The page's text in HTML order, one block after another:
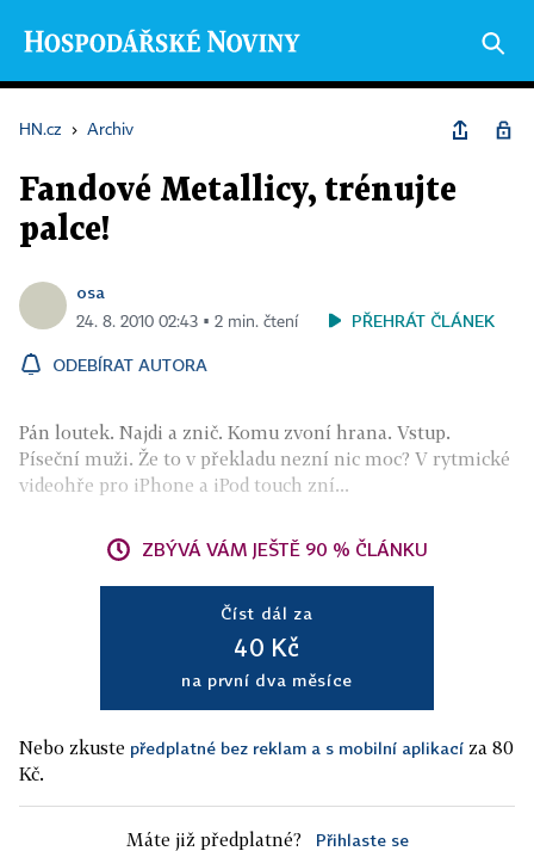
HN.cz › Archiv
Fandové Metallicy, trénujte
palce!
osa
24. 8. 2010 02:43 ▪ 2 min. čtení PŘEHRÁT ČLÁNEK
ODEBÍRAT AUTORA
Pán loutek. Najdi a znič. Komu zvoní hrana. Vstup.
Píseční muži. Že to v překladu nezní nic moc? V rytmické
videohře pro iPhone a iPod touch zní...
ZBÝVÁ VÁM JEŠTĚ 90 % ČLÁNKU
Číst dál za
40 Kč
na první dva měsíce
Nebo zkuste předplatné bez reklam a s mobilní aplikací za 80
Kč.
Máte již předplatné? Přihlaste se